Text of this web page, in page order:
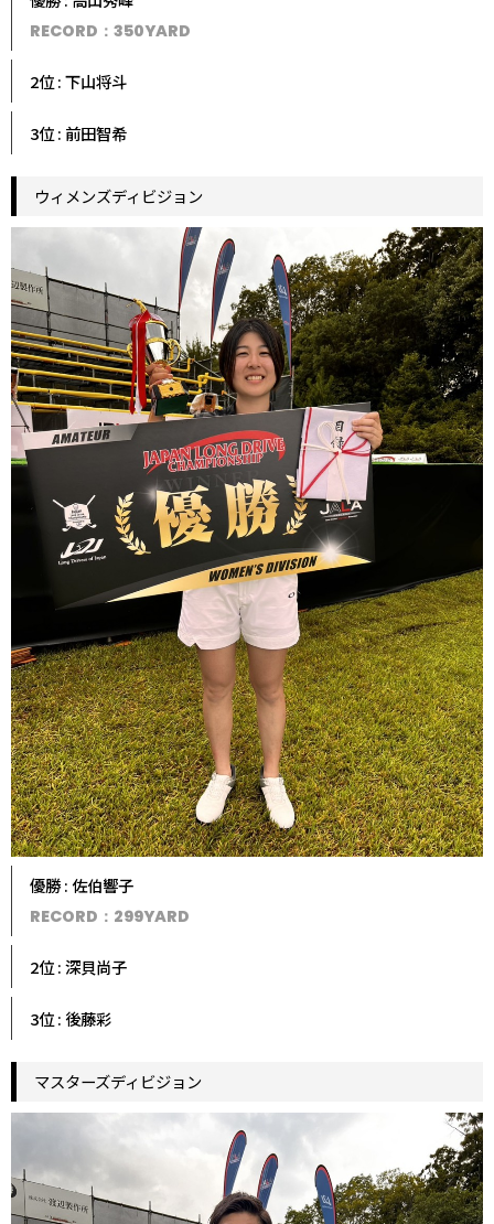
RECORD：350YARD
2位 : 下山将斗
3位 : 前田智希
ウィメンズディビジョン
優勝 : 佐伯響子
RECORD：299YARD
2位 : 深貝尚子
3位 : 後藤彩
マスターズディビジョン